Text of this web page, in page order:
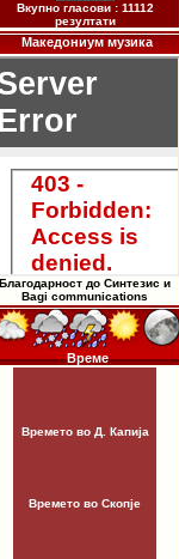
Вкупно гласови : 11112
резултати
Македониум музика
Благодарност до Синтезис и
Bagi communications
Време
Времето во Д. Капија
Времето во Скопје